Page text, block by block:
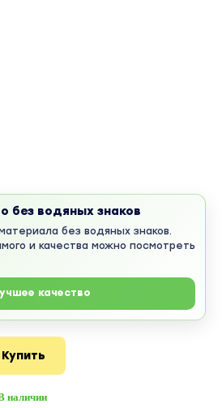
без водяных знаков
без водяных знаков.
и качества можно посмотреть
качество
Купить
наличии